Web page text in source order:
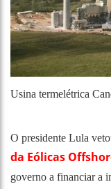
Usina termelétrica
O presidente Lula
da Eólicas
governo a financiar a